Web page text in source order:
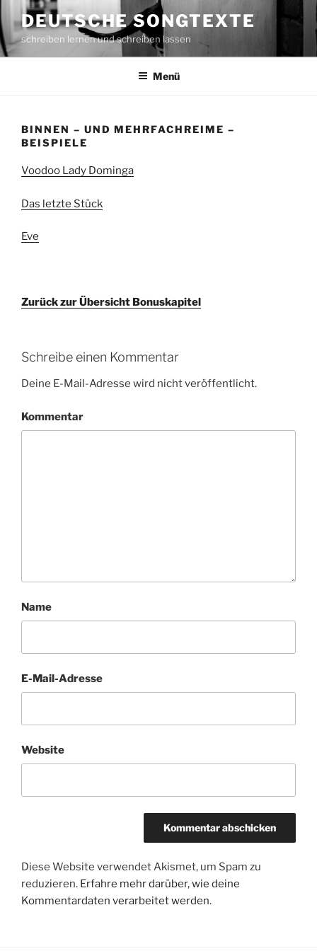
Zum
Inhalt
springen
DEUTSCHE SONGTEXTE
schreiben lernen und schreiben lassen
Menü
BINNEN – UND MEHRFACHREIME –
BEISPIELE
Voodoo Lady Dominga
Das letzte Stück
Eve
Zurück zur Übersicht Bonuskapitel
Schreibe einen Kommentar
Deine E-Mail-Adresse wird nicht veröffentlicht.
Kommentar
Name
E-Mail-Adresse
Website
Diese Website verwendet Akismet, um Spam zu
reduzieren. Erfahre mehr darüber, wie deine
Kommentardaten verarbeitet werden.